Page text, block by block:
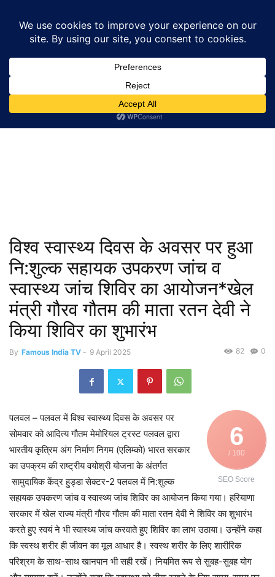
व...
विश्व स्वास्थ्य दिवस के अवसर पर हुआ
नि:शुल्क सहायक उपकरण जांच व
स्वास्थ्य जांच शिविर का आयोजन*खेल
मंत्री गौरव गौतम की माता रतन देवी ने
किया शिविर का शुभारंभ
By Famous India TV - 9 April 2025 0
82
6
/ 100
SEO Score
पलवल – पलवल में विश्व स्वास्थ्य दिवस के अवसर पर
सोमवार को आदित्य गौतम मेमोरियल ट्रस्ट पलवल द्वारा
भारतीय कृत्रिम अंग निर्माण निगम (एलिम्को) भारत सरकार
का उपक्रम की राष्ट्रीय वयोश्री योजना के अंतर्गत
सामुदायिक केंद्र हुड्डा सेक्टर-2 पलवल में नि:शुल्क
सहायक उपकरण जांच व स्वास्थ्य जांच शिविर का आयोजन किया गया। हरियाणा
सरकार में खेल राज्य मंत्री गौरव गौतम की माता रतन देवी ने शिविर का शुभारंभ
करते हुए स्वयं ने भी स्वास्थ्य जांच करवाते हुए शिविर का लाभ उठाया। उन्होंने कहा
कि स्वस्थ शरीर ही जीवन का मूल आधार है। स्वस्थ शरीर के लिए शारीरिक
परिश्रम के साथ-साथ खानपान भी सही रखें। नियमित रूप से सुबह-सुबह योग